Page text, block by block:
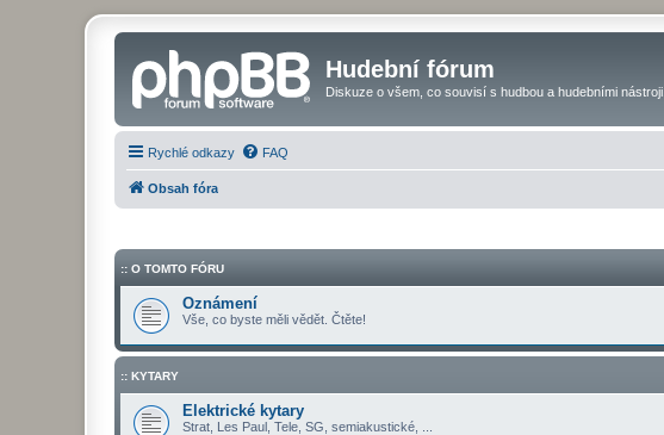
Hudební fórum
Diskuze o všem, co souvisí s hudbou a hudebními nástroji.
Rychlé odkazy FAQ
Obsah fóra
:: O TOMTO FÓRU
Oznámení
Vše, co byste měli vědět. Čtěte!
:: KYTARY
Elektrické kytary
Strat, Les Paul, Tele, SG, semiakustické, ...